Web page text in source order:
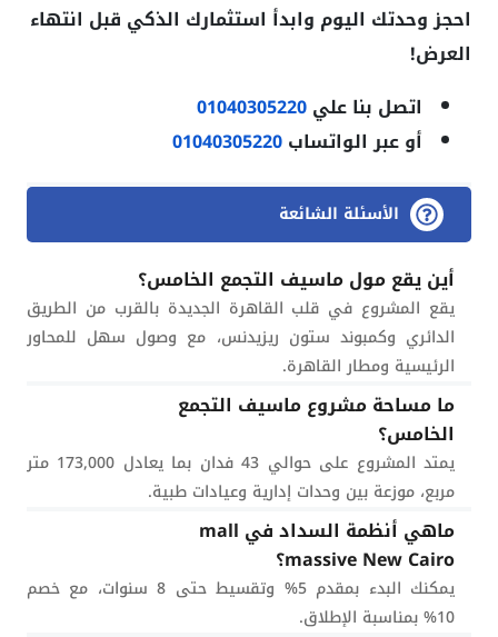
احجز وحدتك اليوم وابدأ استثمارك الذكي قبل انتهاء
العرض!
اتصل بنا علي01040305220
أو عبر الواتساب01040305220
الأسئلة الشائعة
أين يقع مول ماسيف التجمع الخامس؟
يقع المشروع في قلب القاهرة الجديدة بالقرب من الطريق
الدائري وكمبوند ستون ريزيدنس، مع وصول سهل للمحاور
الرئيسية ومطار القاهرة.
ما مساحة مشروع ماسيف التجمع
الخامس؟
يمتد المشروع على حوالي 43 فدان بما يعادل 173,000 متر
مربع، موزعة بين وحدات إدارية وعيادات طبية.
ماهي أنظمة السداد في mall
massive New Cairo؟
يمكنك البدء بمقدم 5% وتقسيط حتى 8 سنوات، مع خصم
10% بمناسبة الإطلاق.